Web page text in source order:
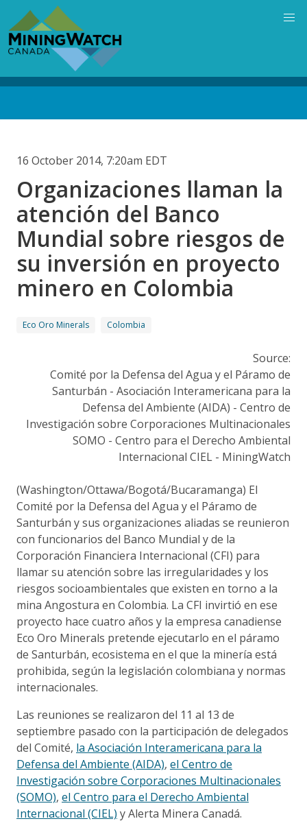
main
content
16 October 2014, 7:20am EDT
Organizaciones llaman la
atención del Banco
Mundial sobre riesgos de
su inversión en proyecto
minero en Colombia
Eco Oro Minerals Colombia
Source:
Comité por la Defensa del Agua y el Páramo de
Santurbán - Asociación Interamericana para la
Defensa del Ambiente (AIDA) - Centro de
Investigación sobre Corporaciones Multinacionales
SOMO - Centro para el Derecho Ambiental
Internacional CIEL - MiningWatch
(Washington/Ottawa/Bogotá/Bucaramanga) El
Comité por la Defensa del Agua y el Páramo de
Santurbán y sus organizaciones aliadas se reunieron
con funcionarios del Banco Mundial y de la
Corporación Financiera Internacional (CFI) para
llamar su atención sobre las irregularidades y los
riesgos socioambientales que existen en torno a la
mina Angostura en Colombia. La CFI invirtió en ese
proyecto hace cuatro años y la empresa canadiense
Eco Oro Minerals pretende ejecutarlo en el páramo
de Santurbán, ecosistema en el que la minería está
prohibida, según la legislación colombiana y normas
internacionales.
Las reuniones se realizaron del 11 al 13 de
septiembre pasado con la participación de delegados
del Comité, la Asociación Interamericana para la
Defensa del Ambiente (AIDA), el Centro de
Investigación sobre Corporaciones Multinacionales
(SOMO), el Centro para el Derecho Ambiental
Internacional (CIEL) y Alerta Minera Canadá.